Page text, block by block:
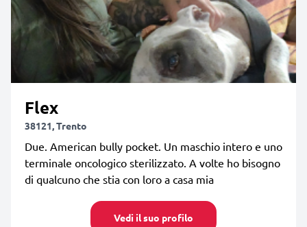
Flex
38121, Trento
Due. American bully pocket. Un maschio intero e uno
terminale oncologico sterilizzato. A volte ho bisogno
di qualcuno che stia con loro a casa mia
Vedi il suo profilo